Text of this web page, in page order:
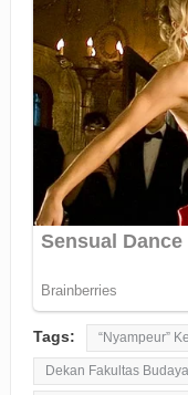
Tags: “Nyampeur”
Dekan Fakultas Budaya